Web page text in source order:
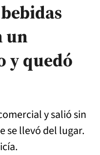
un
y quedó
y salió sin
se llevó del lugar.